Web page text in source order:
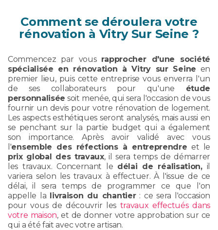
Comment se déroulera votre
rénovation à Vitry Sur Seine ?
Commencez par vous rapprocher d'une société
spécialisée en rénovation à Vitry sur Seine en
premier lieu, puis cette entreprise vous enverra l'un
de ses collaborateurs pour qu'une étude
personnalisée soit menée, qui sera l'occasion de vous
fournir un devis pour votre rénovation de logement.
Les aspects esthétiques seront analysés, mais aussi en
se penchant sur la partie budget qui a également
son importance. Après avoir validé avec vous
l'ensemble des réfections à entreprendre et le
prix global des travaux, il sera temps de démarrer
les travaux. Concernant le délai de réalisation,il
variera selon les travaux à effectuer. À l'issue de ce
délai, il sera temps de programmer ce que l'on
appelle la livraison du chantier: ce sera l'occasion
pour vous de découvrir les travaux effectués dans
votre maison, et de donner votre approbation sur ce
qui a été fait avec votre artisan.